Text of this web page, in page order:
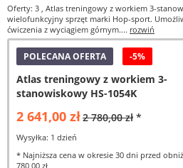
Oferty: 3 , Atlas treningowy z workiem 3-
wielofunkcyjny sprzęt marki Hop-sport.
ćwiczenia z wyciągiem górnym.... rozwiń
POLECANA OFERTA -5%
Atlas treningowy z workiem 3-
stanowiskowy HS-1054K
2 641,00 zł2 780,00 zł *
Wysyłka: 1 dzień
* Najniższa cena w okresie 30 dni przed
780,00 zł